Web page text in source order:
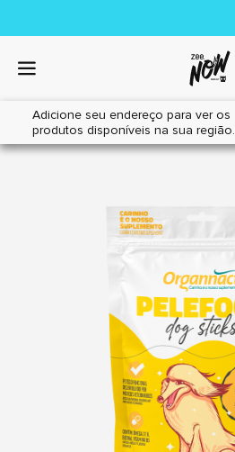
Adicione seu endereço para ver os
produtos disponíveis na sua região.
Home|Cães|Farmácia